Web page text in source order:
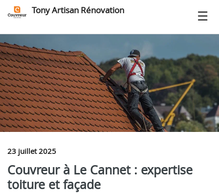
Tony Artisan Rénovation
23 juillet 2025
Couvreur à Le Cannet : expertise
toiture et façade